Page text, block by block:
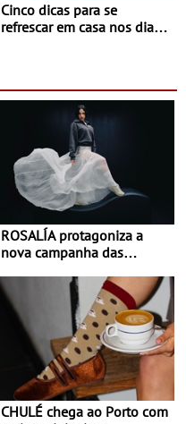
Cinco dicas para se
refrescar em casa nos dias
ROSALÍA protagoniza a
nova campanha das
Balance
CHULÉ chega ao Porto com